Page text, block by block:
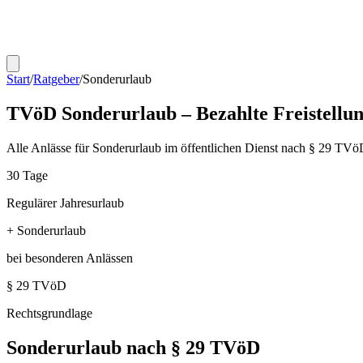
Start/Ratgeber/Sonderurlaub
TVöD Sonderurlaub – Bezahlte
Alle Anlässe für Sonderurlaub im öffentlichen Dienst nach § 29
30 Tage
Regulärer Jahresurlaub
+ Sonderurlaub
bei besonderen Anlässen
§ 29 TVöD
Rechtsgrundlage
Sonderurlaub nach § 29 TVöD